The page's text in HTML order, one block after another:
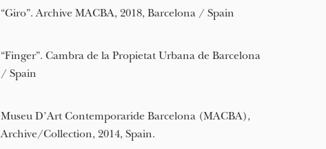
“Giro”. Archive MACBA, 2018, Barcelona / Spain
“Finger”. Cambra de la Propietat Urbana de Barcelona
/ Spain
Museu D’Art Contemporaride Barcelona (MACBA),
Archive/Collection, 2014, Spain.